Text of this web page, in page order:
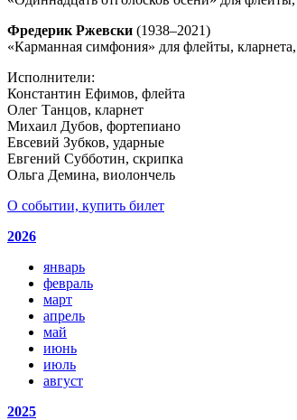
Фредерик Ржевски (1938–2021)
«Карманная симфония» для флейты,
Исполнители:
Константин Ефимов, флейта
Олег Танцов, кларнет
Михаил Дубов, фортепиано
Евсевий Зубков, ударные
Евгений Субботин, скрипка
Ольга Демина, виолончель
О событии, купить билет
2026
январь
февраль
март
апрель
май
июнь
июль
август
2025